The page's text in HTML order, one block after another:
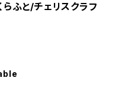
らふと/チェリスクラフ